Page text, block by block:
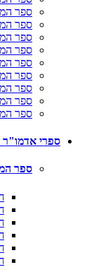
ספר
ספר
ספר
ספר
ספר
ספר
ספר
ספר
ספר
ספרי אדמו"ר
ספר